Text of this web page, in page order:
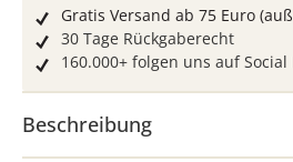
Gratis Versand ab 75 Euro
30 Tage Rückgaberecht
160.000+ folgen uns auf Social
Beschreibung